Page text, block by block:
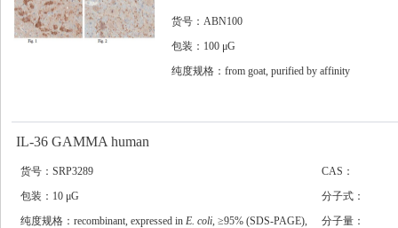
货号：ABN100
包装：100 μG
纯度规格：from goat, purified by affinity
IL-36 GAMMA human
货号：SRP3289
CAS：
包装：10 μG
分子式：
纯度规格：recombinant, expressed in E. coli, ≥95% (SDS-PAGE),
分子量：